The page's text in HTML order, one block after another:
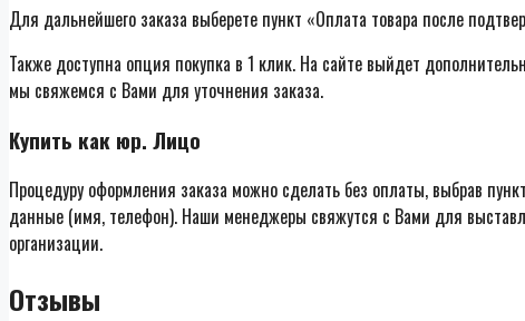
Для дальнейшего заказа выберете пункт «Оплата товара после
Также доступна опция покупка в 1 клик. На сайте выйдет
мы свяжемся с Вами для уточнения заказа.
Купить как юр. Лицо
Процедуру оформления заказа можно сделать без оплаты, выбрав
данные (имя, телефон). Наши менеджеры свяжутся с Вами для
организации.
Отзывы